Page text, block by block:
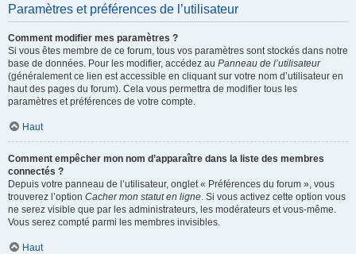
Paramètres et préférences de l’utilisateur
Comment modifier mes paramètres ?
Si vous êtes membre de ce forum, tous vos paramètres sont stockés dans notre
base de données. Pour les modifier, accédez au Panneau de l’utilisateur
(généralement ce lien est accessible en cliquant sur votre nom d’utilisateur en
haut des pages du forum). Cela vous permettra de modifier tous les
paramètres et préférences de votre compte.
Haut
Comment empêcher mon nom d’apparaître dans la liste des membres
connectés ?
Depuis votre panneau de l’utilisateur, onglet « Préférences du forum », vous
trouverez l’option Cacher mon statut en ligne. Si vous activez cette option vous
ne serez visible que par les administrateurs, les modérateurs et vous-même.
Vous serez compté parmi les membres invisibles.
Haut